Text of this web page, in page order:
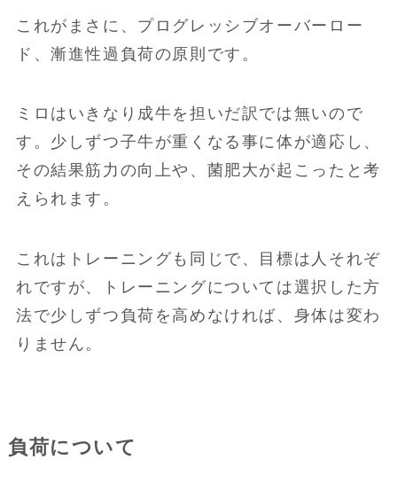
これがまさに、プログレッシブオーバーロー
ド、漸進性過負荷の原則です。
ミロはいきなり成牛を担いだ訳では無いので
す。少しずつ子牛が重くなる事に体が適応し、
その結果筋力の向上や、菌肥大が起こったと考
えられます。
これはトレーニングも同じで、目標は人それぞ
れですが、トレーニングについては選択した方
法で少しずつ負荷を高めなければ、身体は変わ
りません。
負荷について